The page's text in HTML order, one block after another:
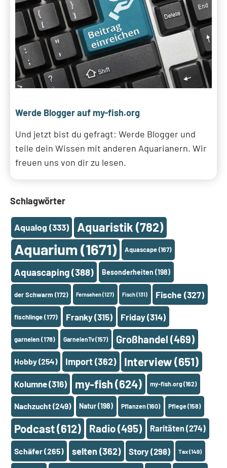
Werde Blogger auf my-fish.org
Und jetzt bist du gefragt: Werde Blogger und
teile dein Wissen mit anderen Aquarianern. Wir
freuen uns von dir zu lesen.
Schlagwörter
Aqualog (333) Aquaristik (782)
Aquarium (1671) Aquascape(167)
Aquascaping(388) Besonderheiten (198)
der Schwarm(172) Fernsehen(127) Fisch(131) Fische (327)
fischlinge(177) Franky(315) Friday(314)
garnelen(178) GarnelenTv(157) Großhandel (469)
Hobby(254) Import(362) Interview(651)
Kolumne(316) my-fish(624) my-fish.org(162)
Nachzucht(249) Natur(198) Pflanzen(160) Pflege(158)
Podcast(612) Radio(495) Raritäten (274)
Schäfer(265) selten (362) Story (298) Tax(149)